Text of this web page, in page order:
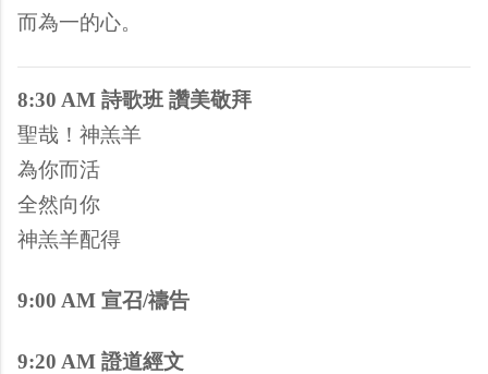
而為一的心。
8:30 AM 詩歌班 讚美敬拜
聖哉！神羔羊
為你而活
全然向你
神羔羊配得
9:00 AM 宣召/禱告
9:20 AM 證道經文